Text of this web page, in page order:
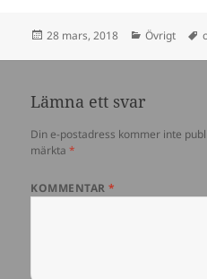
Postat
28 mars, 2018 Kategorier
Övrigt
Lämna ett svar
Din e-postadress kommer inte
märkta*
KOMMENTAR*